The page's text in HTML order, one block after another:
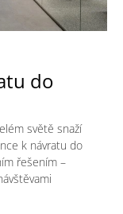
do
světě snaží
k návratu do
řešením –